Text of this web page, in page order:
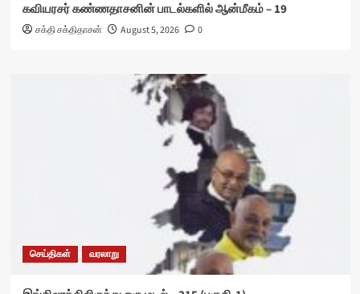
கவியரசர் கண்ணதாசனின் பாடல்களில் ஆன்மீகம் – 19
சக்தி சக்திதாசன் August 5, 2026 0
செய்திகள் வரலாறு